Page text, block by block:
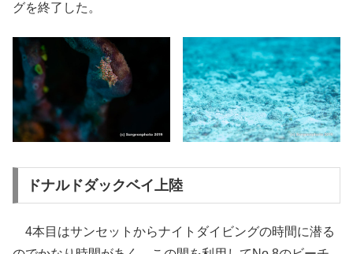
グを終了した。
ドナルドダックベイ上陸
4本目はサンセットからナイトダイビングの時間に潜る